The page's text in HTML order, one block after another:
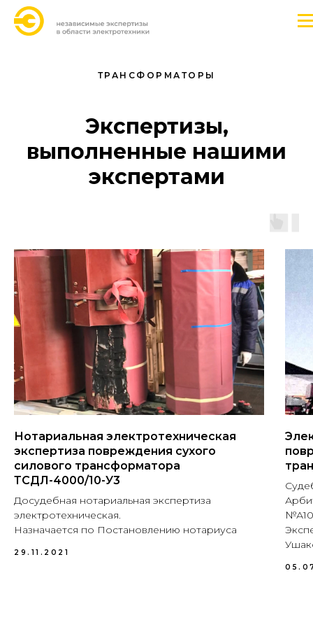
ТРАНСФОРМАТОРЫ
Экспертизы,
выполненные нашими
экспертами
Нотариальная электротехническая
экспертиза повреждения сухого
силового трансформатора
ТСДЛ-4000/10-У3
Досудебная нотариальная экспертиза
электротехническая.
Назначается по Постановлению нотариуса
29.11.2021